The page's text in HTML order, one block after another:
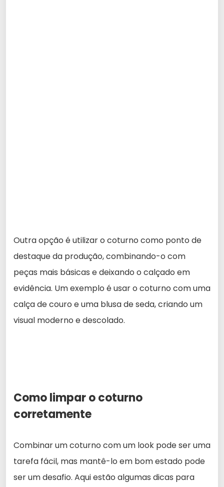
Outra opção é utilizar o coturno como ponto de
destaque da produção, combinando-o com
peças mais básicas e deixando o calçado em
evidência. Um exemplo é usar o coturno com uma
calça de couro e uma blusa de seda, criando um
visual moderno e descolado.
Como limpar o coturno
corretamente
Combinar um coturno com um look pode ser uma
tarefa fácil, mas mantê-lo em bom estado pode
ser um desafio. Aqui estão algumas dicas para